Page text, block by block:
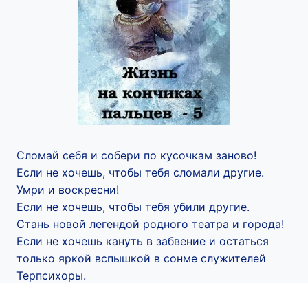
Сломай себя и собери по кусочкам заново!
Если не хочешь, чтобы тебя сломали другие.
Умри и воскресни!
Если не хочешь, чтобы тебя убили другие.
Стань новой легендой родного театра и города!
Если не хочешь кануть в забвение и остаться
только яркой вспышкой в сонме служителей
Терпсихоры.